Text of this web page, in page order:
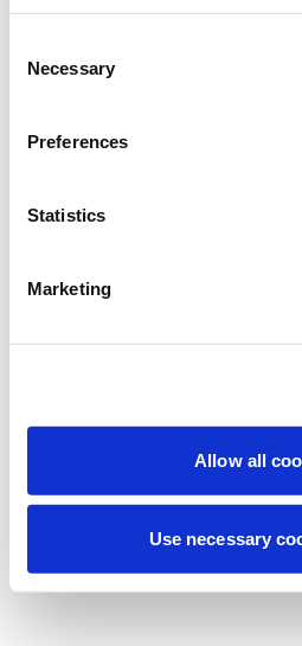
Selection
Necessary
Preferences
Statistics
Marketing
Allow all
Use necessary
Deneyiminizi
planlanmış bakım
etmeyin, kısa süre